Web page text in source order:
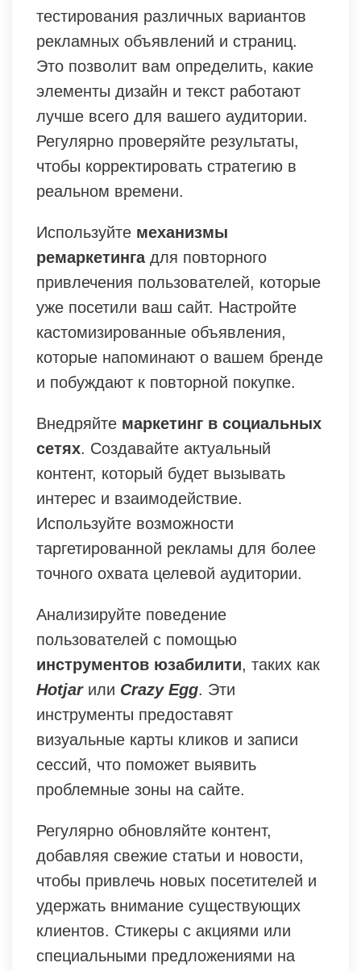
тестирования различных вариантов
рекламных объявлений и страниц.
Это позволит вам определить, какие
элементы дизайн и текст работают
лучше всего для вашего аудитории.
Регулярно проверяйте результаты,
чтобы корректировать стратегию в
реальном времени.
Используйте механизмы
ремаркетингадля повторного
привлечения пользователей, которые
уже посетили ваш сайт. Настройте
кастомизированные объявления,
которые напоминают о вашем бренде
и побуждают к повторной покупке.
Внедряйте маркетинг в социальных
сетях. Создавайте актуальный
контент, который будет вызывать
интерес и взаимодействие.
Используйте возможности
таргетированной рекламы для более
точного охвата целевой аудитории.
Анализируйте поведение
пользователей с помощью
инструментов юзабилити, таких как
Hotjarили Crazy Egg. Эти
инструменты предоставят
визуальные карты кликов и записи
сессий, что поможет выявить
проблемные зоны на сайте.
Регулярно обновляйте контент,
добавляя свежие статьи и новости,
чтобы привлечь новых посетителей и
удержать внимание существующих
клиентов. Стикеры с акциями или
специальными предложениями на